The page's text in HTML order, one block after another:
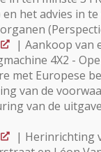
het advies in
| Aankoop van
4X2 -
met Europese
van de
van de
| Herinrichting